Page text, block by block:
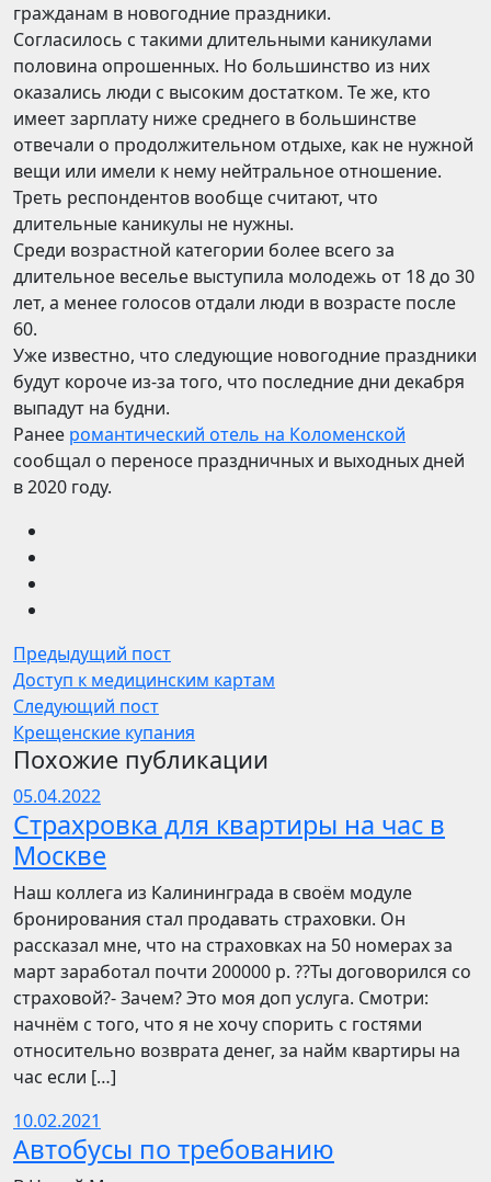
гражданам в новогодние праздники.
Согласилось с такими длительными каникулами
половина опрошенных. Но большинство из них
оказались люди с высоким достатком. Те же, кто
имеет зарплату ниже среднего в большинстве
отвечали о продолжительном отдыхе, как не нужной
вещи или имели к нему нейтральное отношение.
Треть респондентов вообще считают, что
длительные каникулы не нужны.
Среди возрастной категории более всего за
длительное веселье выступила молодежь от 18 до 30
лет, а менее голосов отдали люди в возрасте после
60.
Уже известно, что следующие новогодние праздники
будут короче из-за того, что последние дни декабря
выпадут на будни.
Ранее романтический отель на Коломенской
сообщал о переносе праздничных и выходных дней
в 2020 году.
Предыдущий пост
Доступ к медицинским картам
Следующий пост
Крещенские купания
Похожие публикации
05.04.2022
Страхровка для квартиры на час в
Москве
Наш коллега из Калининграда в своём модуле
бронирования стал продавать страховки. Он
рассказал мне, что на страховках на 50 номерах за
март заработал почти 200000 р. ??Ты договорился со
страховой?- Зачем? Это моя доп услуга. Смотри:
начнём с того, что я не хочу спорить с гостями
относительно возврата денег, за найм квартиры на
час если […]
10.02.2021
Автобусы по требованию